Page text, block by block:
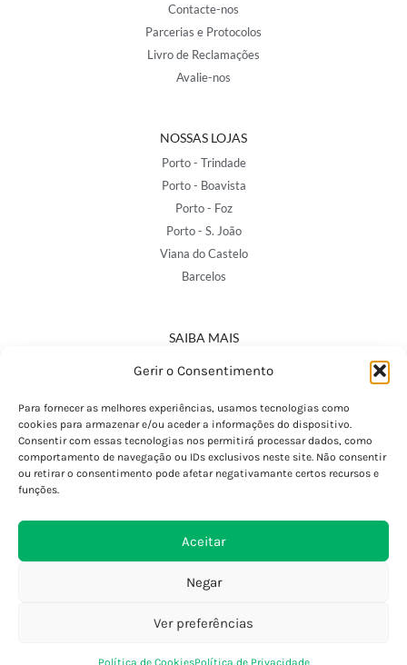
Gerir o Consentimento
Para fornecer as melhores experiências, usamos tecnologias como
cookies para armazenar e/ou aceder a informações do dispositivo.
Consentir com essas tecnologias nos permitirá processar dados, como
comportamento de navegação ou IDs exclusivos neste site. Não consentir
ou retirar o consentimento pode afetar negativamante certos recursos e
funções.
Aceitar
Negar
Ver preferências
Política de CookiesPolítica de Privacidade
Contacte-nos
Parcerias e Protocolos
Livro de Reclamações
Avalie-nos
NOSSAS LOJAS
Porto - Trindade
Porto - Boavista
Porto - Foz
Porto - S. João
Viana do Castelo
Barcelos
SAIBA MAIS
Política de Privacidade
Termos e Condições
Perguntas Frequentes
Custos de Envio
Encomendas Internacionais
Devoluções e Trocas